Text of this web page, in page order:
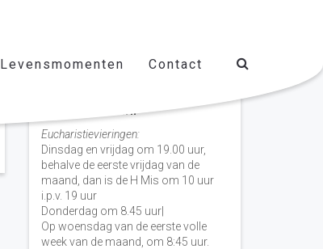
Levensmomenten Contact
Vieringen door de week
H. Nicolaas Baarn
Eucharistievieringen:
Dinsdag en vrijdag om 19.00 uur,
behalve de eerste vrijdag van de
maand, dan is de H Mis om 10 uur
i.p.v. 19 uur
Donderdag om 8.45 uur|
Op woensdag van de eerste volle
week van de maand, om 8:45 uur.